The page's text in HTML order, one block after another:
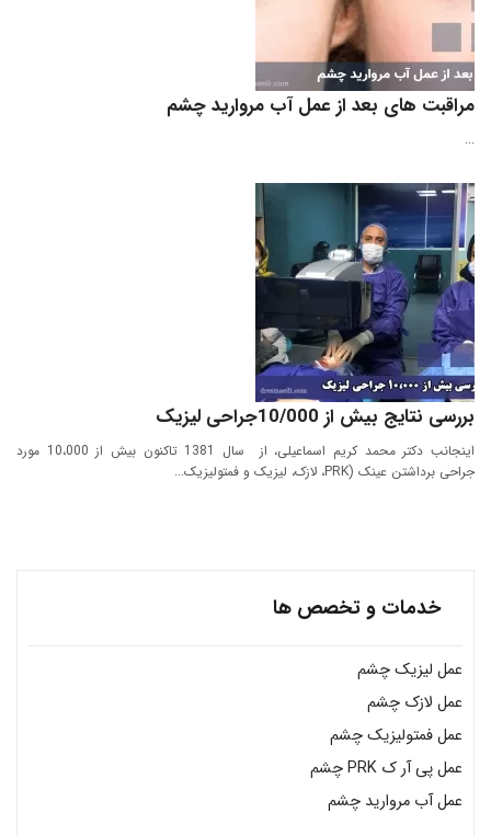
مراقبت‌ های بعد از عمل آب مروارید چشم
...
بررسی نتایج بیش از 10/000جراحی لیزیک
اینجانب دکتر محمد کریم اسماعیلی، از سال 1381 تاکنون بیش از 10،000 مورد
جراحی برداشتن عینک (PRK، لازک، لیزیک و فمتولیزیک...
خدمات و تخصص ها
عمل لیزیک چشم
عمل لازک چشم
عمل فمتولیزیک چشم
عمل پی آر ک PRK چشم
عمل آب مروارید چشم